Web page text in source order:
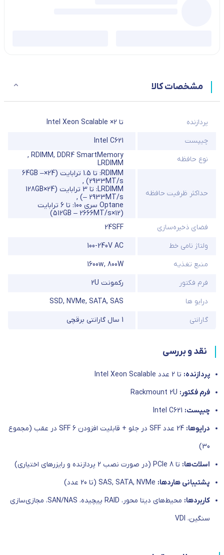
مشخصات کالا
پردازنده
تا 2× Intel Xeon Scalable
چیپست
Intel C621
نوع حافظه
DDR4 SmartMemory
,
RDIMM
,
LRDIMM
حداکثر ظرفیت حافظه
RDIMM: تا 1.5 ترابایت (24×64GB –
2933MT/s)
,
LRDIMM: تا 3 ترابایت (24×128GB
– 2933MT/s)
,
Optane سری 100: تا 6 ترابایت
(12×512GB – 2666MT/s)
فضای ذخیره‌سازی
24SFF
ولتاژ نامی خط
100-240V AC
منبع تغذیه
800W
,
1600w
فرم فکتور
رکمونت 2U
درایو ها
SAS
,
SATA
,
NVMe
,
SSD
گارانتی
1 سال گارانتی برقچی
نقد و بررسی
پردازنده: تا 2 عدد Intel Xeon Scalable
فرم فکتور:
چیپست:
درایوها:
24 عدد SFF در جلو + قابلیت افزودن 6 SFF در عقب (مجموع
30)
اسلات‌ها: تا 8 PCIe (در صورت نصب 2 پردازنده و رایزرهای اختیاری)
پشتیبانی هاردها:
کاربردها:
محیط‌های دیتا محور، RAID پیچیده، SAN/NAS، مجازی‌سازی
سنگین، VDI